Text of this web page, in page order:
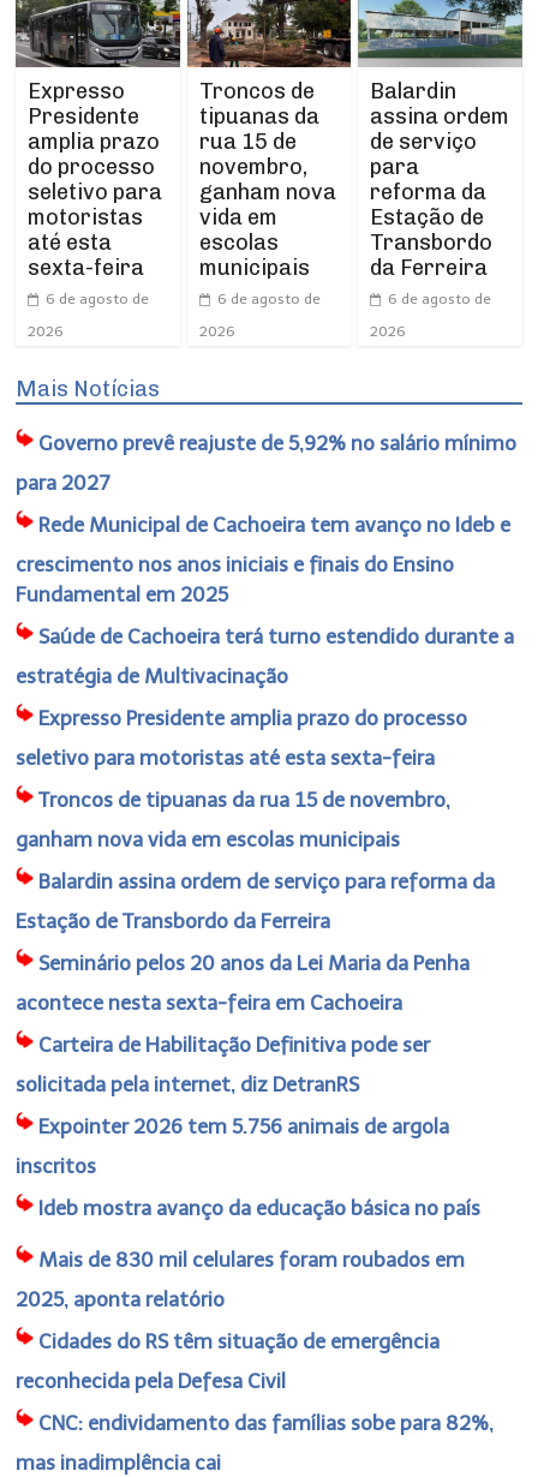
Expresso
Presidente
amplia prazo
do processo
seletivo para
motoristas
até esta
sexta-feira
6 de agosto de
2026
Troncos de
tipuanas da
rua 15 de
novembro,
ganham nova
vida em
escolas
municipais
6 de agosto de
2026
Balardin
assina ordem
de serviço
para
reforma da
Estação de
Transbordo
da Ferreira
6 de agosto de
2026
Mais Notícias
Governo prevê reajuste de 5,92% no salário mínimo
para 2027
Rede Municipal de Cachoeira tem avanço no Ideb e
crescimento nos anos iniciais e finais do Ensino
Fundamental em 2025
Saúde de Cachoeira terá turno estendido durante a
estratégia de Multivacinação
Expresso Presidente amplia prazo do processo
seletivo para motoristas até esta sexta-feira
Troncos de tipuanas da rua 15 de novembro,
ganham nova vida em escolas municipais
Balardin assina ordem de serviço para reforma da
Estação de Transbordo da Ferreira
Seminário pelos 20 anos da Lei Maria da Penha
acontece nesta sexta-feira em Cachoeira
Carteira de Habilitação Definitiva pode ser
solicitada pela internet, diz DetranRS
Expointer 2026 tem 5.756 animais de argola
inscritos
Ideb mostra avanço da educação básica no país
Mais de 830 mil celulares foram roubados em
2025, aponta relatório
Cidades do RS têm situação de emergência
reconhecida pela Defesa Civil
CNC: endividamento das famílias sobe para 82%,
mas inadimplência cai